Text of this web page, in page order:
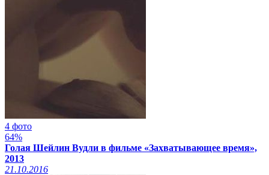
4 фото
64%
Голая Шейлин Вудли в фильме «Захватывающее время»,
2013
21.10.2016